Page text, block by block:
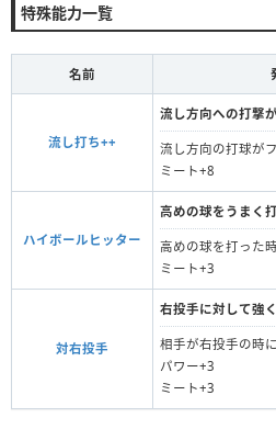
特殊能力一覧
名前
流し打ち++
流し方向への打撃
流し方向の打球が
ミート+8
ハイボールヒッター
高めの球をうまく
高めの球を打った
ミート+3
対右投手
右投手に対して強く
相手が右投手の時
パワー+3
ミート+3